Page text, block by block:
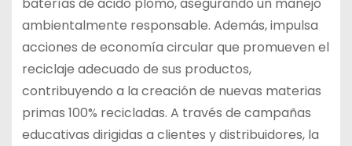
ambientalmente responsable. Además, impulsa
acciones de economía circular que promueven el
reciclaje adecuado de sus productos,
contribuyendo a la creación de nuevas materias
primas 100% recicladas. A través de campañas
educativas dirigidas a clientes y distribuidores, la